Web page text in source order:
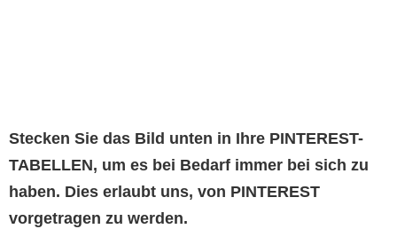
Stecken Sie das Bild unten in Ihre PINTEREST-
TABELLEN, um es bei Bedarf immer bei sich zu
haben. Dies erlaubt uns, von PINTEREST
vorgetragen zu werden.